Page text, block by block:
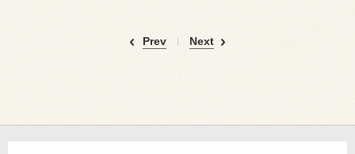
Prev Next